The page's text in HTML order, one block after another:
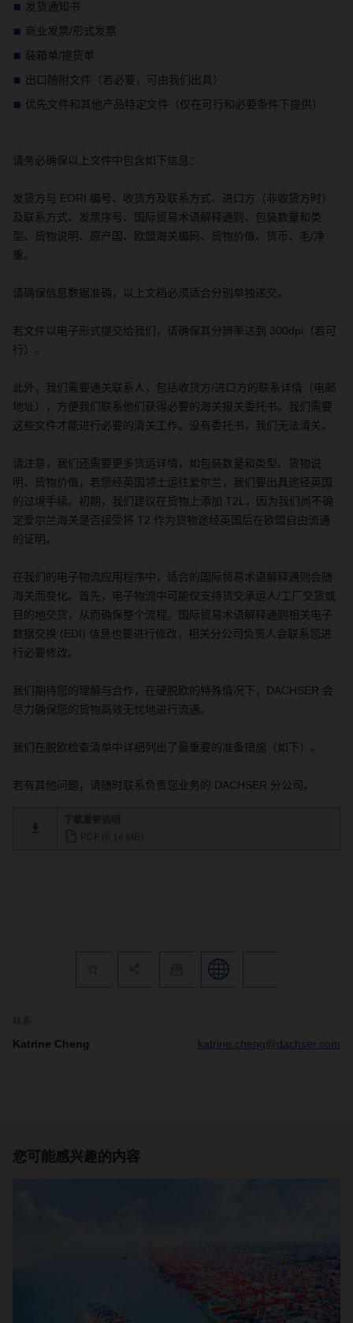
发货通知书
商业发票/形式发票
装箱单/提货单
出口随附文件（若必要，可由我们出具）
优先文件和其他产品特定文件（仅在可行和必要条件下提供）
请务必确保以上文件中包含如下信息：
发货方与 EORI 编号、收货方及联系方式、进口方（非收货方时）
及联系方式、发票序号、国际贸易术语解释通则、包装数量和类
型、货物说明、原产国、欧盟海关编码、货物价值、货币、毛/净
重。
请确保信息数据准确，以上文档必须适合分别单独递交。
若文件以电子形式提交给我们，请确保其分辨率达到 300dpi （若可
行）。
此外，我们需要通关联系人，包括收货方/进口方的联系详情（电邮
地址），方便我们联系他们获得必要的海关报关委托书。我们需要
这些文件才能进行必要的清关工作。没有委托书，我们无法清关。
请注意，我们还需要更多货运详情，如包装数量和类型、货物说
明、货物价值，若您经英国领土运往爱尔兰，我们要出具途径英国
的过境手续。初期，我们建议在货物上添加 T2L ，因为我们尚不确
定爱尔兰海关是否接受将 T2 作为货物途经英国后在欧盟自由流通
的证明。
在我们的电子物流应用程序中，适合的国际贸易术语解释通则会随
海关而变化。首先，电子物流中可能仅支持货交承运人 /工厂交货或
目的地交货，从而确保整个流程。国际贸易术语解释通则相关电子
数据交换 (EDI) 信息也要进行修改，相关分公司负责人会联系您进
行必要修改。
我们期待您的理解与合作，在硬脱欧的特殊情况下， DACHSER 会
尽力确保您的货物高效无忧地进行流通。
我们在脱欧检查清单中详细列出了最重要的准备措施（如下）。
若有其他问题，请随时联系负责您业务的 DACHSER 分公司。
Katrine Cheng katrine.cheng@dachser.com
您可能感兴趣的内容